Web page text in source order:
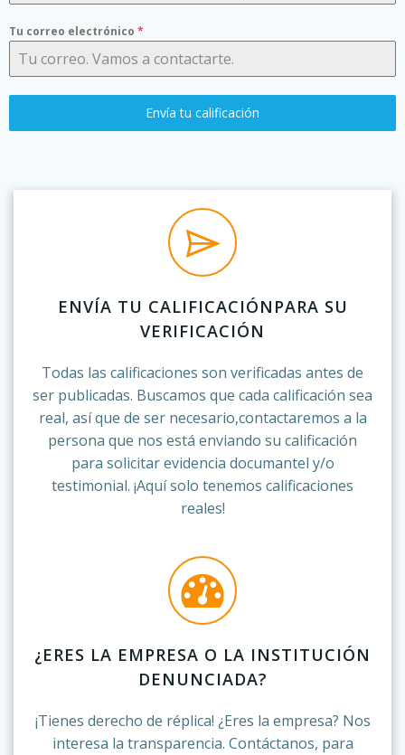
Tu correo electrónico *
Envía tu calificación
ENVÍA TU CALIFICACIÓNPARA SU
VERIFICACIÓN
Todas las calificaciones son verificadas antes de
ser publicadas. Buscamos que cada calificación sea
real, así que de ser necesario,contactaremos a la
persona que nos está enviando su calificación
para solicitar evidencia documantel y/o
testimonial. ¡Aquí solo tenemos calificaciones
reales!
¿ERES LA EMPRESA O LA INSTITUCIÓN
DENUNCIADA?
¡Tienes derecho de réplica! ¿Eres la empresa? Nos
interesa la transparencia. Contáctanos, para